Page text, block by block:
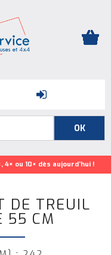
ou 10× dès aujourd’hui !
DE TREUIL
55 CM